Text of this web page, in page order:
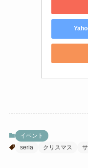
イベント
seria
クリスマス